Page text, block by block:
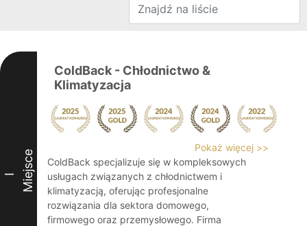
I Miejsce
ColdBack - Chłodnictwo &
Klimatyzacja
Pokaż więcej >>
ColdBack specjalizuje się w kompleksowych
usługach związanych z chłodnictwem i
klimatyzacją, oferując profesjonalne
rozwiązania dla sektora domowego,
firmowego oraz przemysłowego. Firma